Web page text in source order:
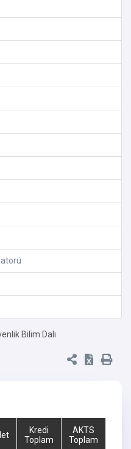
Bilim Dalı
Kredi
Toplam
AKTS
Toplam